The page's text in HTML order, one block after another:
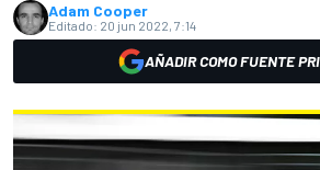
Adam Cooper
Editado: 20 jun 2022, 7:14
AÑADIR COMO FUENTE